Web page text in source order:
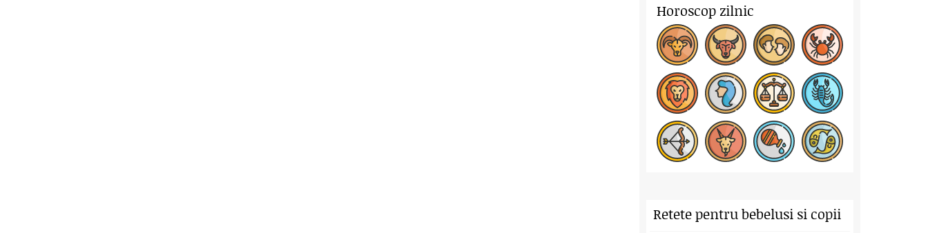
Horoscop zilnic
Retete pentru bebelusi si copii